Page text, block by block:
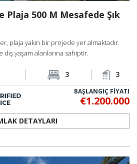
Plaja 500 M Mesafede Şık
plaja yakın bir projede yer almaktadır.
dış yaşam alanlarına sahiptir.
3 3
BAŞLANGIÇ FİYATI
€1.200.000
DETAYLARI